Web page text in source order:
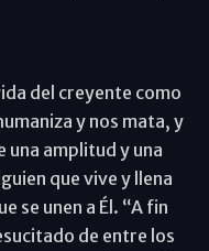
del creyente como
y nos mata, y
una amplitud y una
que vive y llena
se unen a Él. “A fin
de entre los